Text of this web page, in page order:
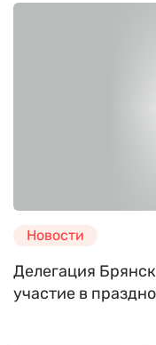
Новости
Делегация
участие в